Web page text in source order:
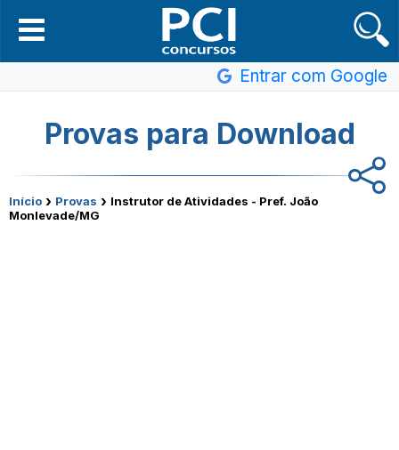
Entrar com Google
Provas para Download
Início › Provas › Instrutor de Atividades - Pref. João
Monlevade/MG